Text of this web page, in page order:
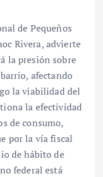
de Pequeños
Rivera, advierte
la presión sobre
afectando
la viabilidad del
la efectividad
de consumo,
por la vía fiscal
de hábito de
federal está